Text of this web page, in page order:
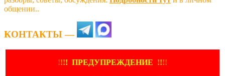
общении..
КОНТАКТЫ —
!!!! ПРЕДУПРЕЖДЕНИЕ !!!!